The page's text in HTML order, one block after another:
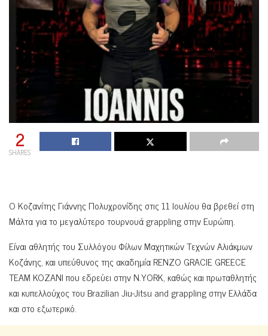
2
SHARES
Ο Κοζανίτης Γιάννης Πολυχρονίδης στις 11 Ιουλίου θα βρεθεί στη
Μάλτα για το μεγαλύτερο τουρνουά grappling στην Ευρώπη.
Είναι αθλητής του Συλλόγου Φίλων Μαχητικών Τεχνών Αλιάκμων
Κοζάνης, και υπεύθυνος της ακαδημία RENZO GRACIE GREECE
TEAM KOZANI που εδρεύει στην Ν.YORK, καθώς και πρωταθλητής
και κυπελλούχος του Brazilian Jiu-Jitsu and grappling στην Ελλάδα
και στο εξωτερικό.